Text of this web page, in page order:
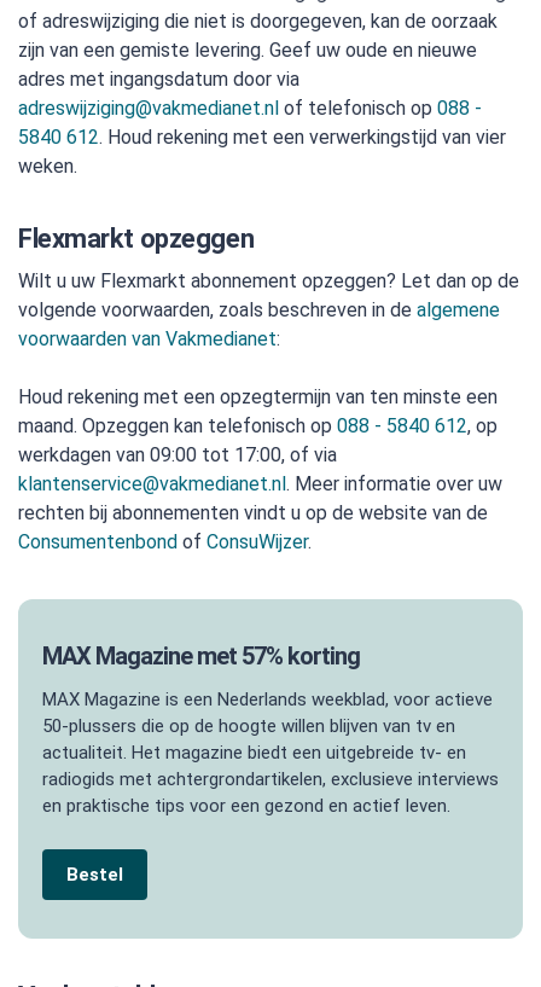
of adreswijziging die niet is doorgegeven, kan de oorzaak
zijn van een gemiste levering. Geef uw oude en nieuwe
adres met ingangsdatum door via
adreswijziging@vakmedianet.nl of telefonisch op 088 -
5840 612. Houd rekening met een verwerkingstijd van vier
weken.
Flexmarkt opzeggen
Wilt u uw Flexmarkt abonnement opzeggen? Let dan op de
volgende voorwaarden, zoals beschreven in de algemene
voorwaarden van Vakmedianet:
Houd rekening met een opzegtermijn van ten minste een
maand. Opzeggen kan telefonisch op 088 - 5840 612, op
werkdagen van 09:00 tot 17:00, of via
klantenservice@vakmedianet.nl. Meer informatie over uw
rechten bij abonnementen vindt u op de website van de
Consumentenbond of ConsuWijzer.
MAX Magazine met 57% korting
MAX Magazine is een Nederlands weekblad, voor actieve
50-plussers die op de hoogte willen blijven van tv en
actualiteit. Het magazine biedt een uitgebreide tv- en
radiogids met achtergrondartikelen, exclusieve interviews
en praktische tips voor een gezond en actief leven.
Bestel